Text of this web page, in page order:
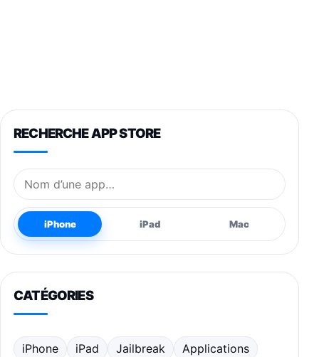
RECHERCHE APP STORE
Nom de l’application
iPhone iPad Mac
CATÉGORIES
iPhone iPad Jailbreak Applications